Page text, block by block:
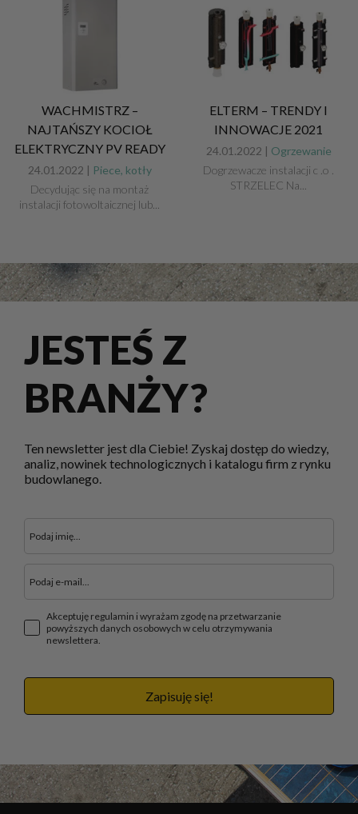
WACHMISTRZ –
NAJTAŃSZY KOCIOŁ
ELEKTRYCZNY PV READY
24.01.2022 | Piece, kotły
Decydując się na montaż
instalacji fotowoltaicznej lub...
ELTERM – TRENDY I
INNOWACJE 2021
24.01.2022 | Ogrzewanie
Dogrzewacze instalacji c .o .
STRZELEC Na...
JESTEŚ Z
BRANŻY?
Ten newsletter jest dla Ciebie! Zyskaj dostęp do wiedzy,
analiz, nowinek technologicznych i katalogu firm z rynku
budowlanego.
Akceptuję regulamin i wyrażam zgodę na przetwarzanie
powyższych danych osobowych w celu otrzymywania
newslettera.
Zapisuję się!